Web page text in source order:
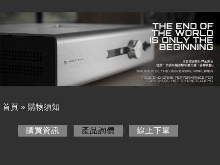
表
單
商品一覽
二手專區
視聽專欄
購物須知
購買資訊
您
首頁 » 購物須知
購買資訊 產品詢價 (作用中頁籤)
線上下單